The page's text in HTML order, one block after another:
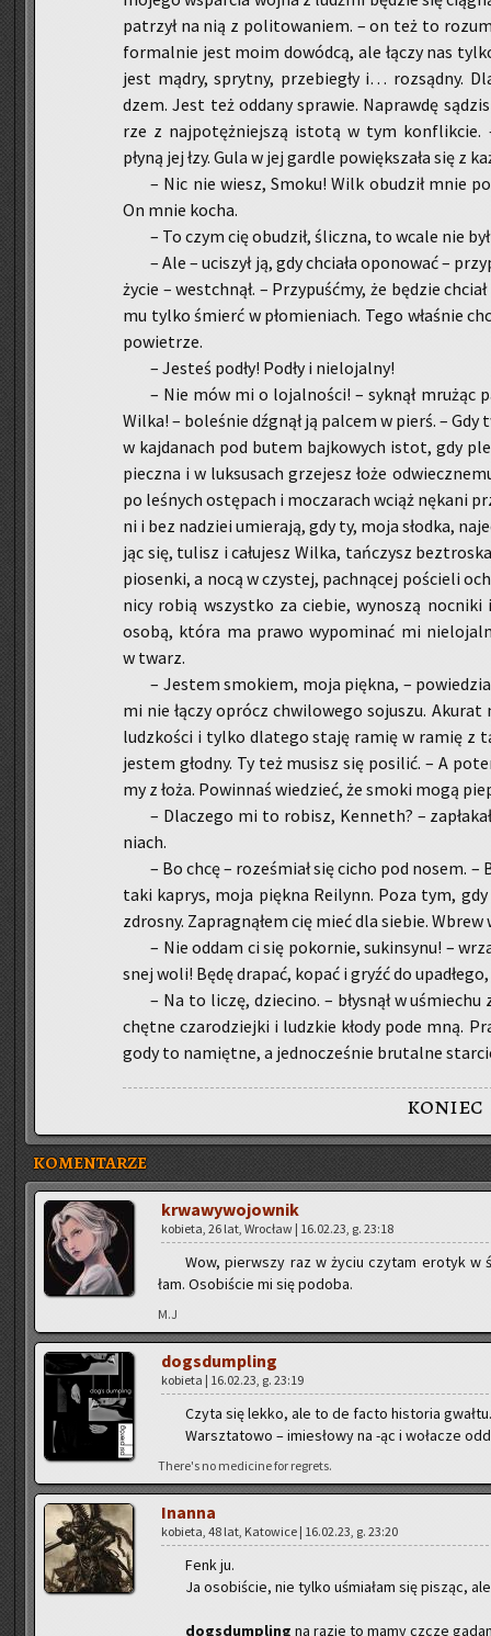
pa­trzył na nią z po­li­to­wa­niem. – on też to
for­mal­nie jest moim do­wód­cą, ale łączy nas
jest mądry, spryt­ny, prze­bie­gły i… roz­sąd­ny.
dzem. Jest też od­da­ny spra­wie. Na­praw­dę
rze z naj­po­tęż­niej­szą isto­tą w tym kon­flik­cie.
płyną jej łzy. Gula w jej gar­dle po­więk­sza­ła się z
– Nic nie wiesz, Smoku! Wilk obu­dził mnie
On mnie kocha.
– To czym cię obu­dził, ślicz­na, to wcale nie
– Ale – uci­szył ją, gdy chcia­ła opo­no­wać –
życie – wes­tchnął. – Przy­pu­ść­my, że bę­dzie
mu tylko śmierć w pło­mie­niach. Tego wła­śnie
po­wie­trze.
– Je­steś podły! Podły i nie­lo­jal­ny!
– Nie mów mi o lo­jal­no­ści! – syk­nął mru­żąc
Wilka! – bo­le­śnie dźgnął ją pal­cem w pierś. –
w kaj­da­nach pod butem baj­ko­wych istot, gdy
piecz­na i w luk­su­sach grze­jesz łoże
po le­śnych ostę­pach i mo­cza­rach wciąż nę­ka­ni
ni i bez na­dziei umie­ra­ją, gdy ty, moja słod­ka,
jąc się, tu­lisz i ca­łu­jesz Wilka, tań­czysz
pio­sen­ki, a nocą w czy­stej, pach­ną­cej po­ście­li
ni­cy robią wszyst­ko za cie­bie, wy­no­szą
osobą, która ma prawo wy­po­mi­nać mi
w twarz.
– Je­stem smo­kiem, moja pięk­na, –
mi nie łączy oprócz chwi­lo­we­go so­ju­szu.
ludz­ko­ści i tylko dla­te­go staję ramię w ramię z
je­stem głod­ny. Ty też mu­sisz się po­si­lić. – A
my z łoża. Po­win­naś wie­dzieć, że smoki mogą
– Dla­cze­go mi to ro­bisz, Ken­neth? –
niach.
– Bo chcę – ro­ze­śmiał się cicho pod nosem.
taki ka­prys, moja pięk­na Re­ilynn. Poza tym,
zdro­sny. Za­pra­gną­łem cię mieć dla sie­bie.
– Nie oddam ci się po­kor­nie, su­kin­sy­nu! –
snej woli! Będę dra­pać, kopać i gryźć do
– Na to liczę, dzie­ci­no. – bły­snął w
chęt­ne cza­ro­dziej­ki i ludz­kie kłody pode mną.
gody to na­mięt­ne, a jed­no­cze­śnie bru­tal­ne
koniec
KOMENTARZE
krwa­wy­wo­jow­nik
ko­bie­ta, 26 lat, Wro­cław | 16.02.23, g. 23:18
Wow, pierw­szy raz w życiu czy­tam ero­tyk w
łam. Oso­bi­ście mi się po­do­ba.
M.J
do­gs­dum­pling
ko­bie­ta | 16.02.23, g. 23:19
Czyta się lekko, ale to de facto hi­sto­ria
Warsz­ta­to­wo – imie­sło­wy na -ąc i wo­ła­cze
There's no me­di­ci­ne for re­grets.
In­an­na
ko­bie­ta, 48 lat, Ka­to­wi­ce | 16.02.23, g. 23:20
Fenk ju.
Ja oso­bi­ście, nie tylko uśmia­łam się pi­sząc,
do­gs­dum­pling na razie to mamy czcze